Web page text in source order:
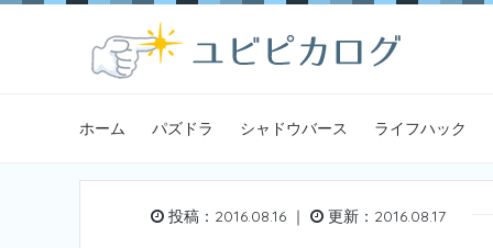
ホーム パズドラ シャドウバース ライフハック
投稿：2016.08.16 ｜ 更新：2016.08.17